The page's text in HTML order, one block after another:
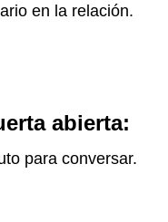
en la relación.
abierta:
para conversar.